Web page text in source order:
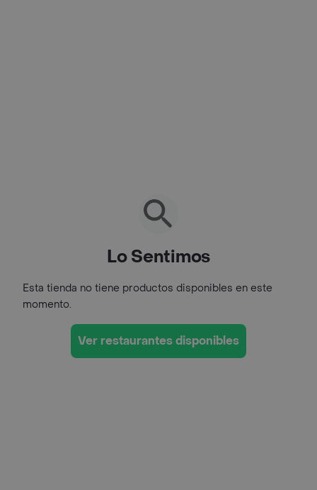
Lo Sentimos
Esta tienda no tiene productos disponibles en este
momento.
Ver restaurantes disponibles